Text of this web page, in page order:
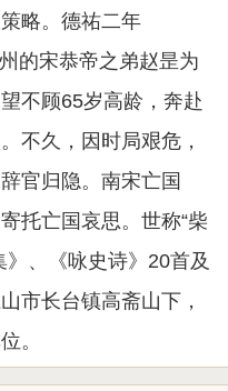
略。德祐二年
的宋恭帝之弟赵昰为
不顾65岁高龄，奔赴
不久，因时局艰危，
官归隐。南宋亡国
托亡国哀思。世称“柴
》、《咏史诗》20首及
市长台镇高斋山下，
。